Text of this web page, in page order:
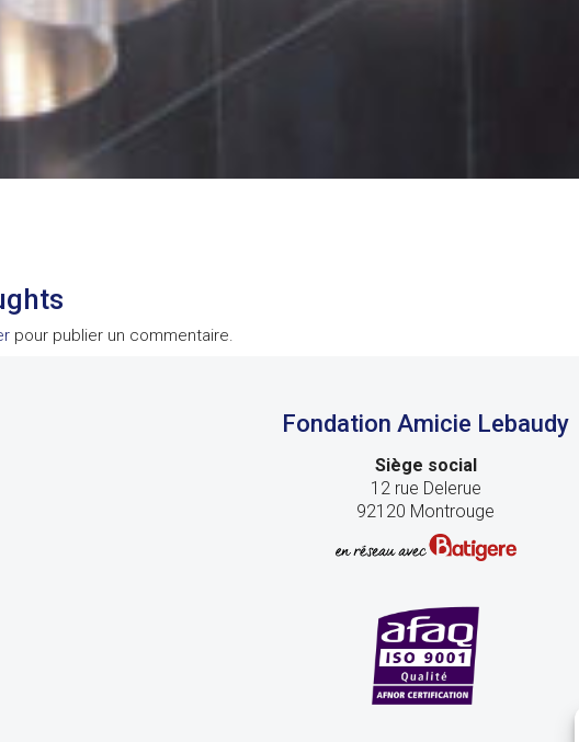
pour publier un commentaire.
Fondation Amicie Lebaudy
Siège social
12 rue Delerue
92120 Montrouge